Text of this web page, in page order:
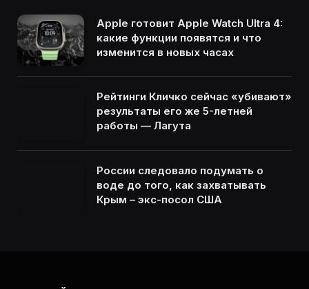
Apple готовит Apple Watch Ultra 4:
какие функции появятся и что
изменится в новых часах
Рейтинги Кличко сейчас «убивают»
результаты его же 5-летней
работы — Лагута
России следовало подумать о
воде до того, как захватывать
Крым – экс-посол США